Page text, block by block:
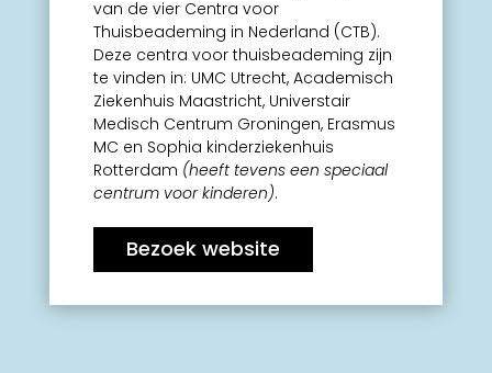
van de vier Centra voor
Thuisbeademing in Nederland (CTB).
Deze centra voor thuisbeademing zijn
te vinden in: UMC Utrecht, Academisch
Ziekenhuis Maastricht, Universtair
Medisch Centrum Groningen, Erasmus
MC en Sophia kinderziekenhuis
Rotterdam (heeft tevens een speciaal
centrum voor kinderen).
Bezoek website